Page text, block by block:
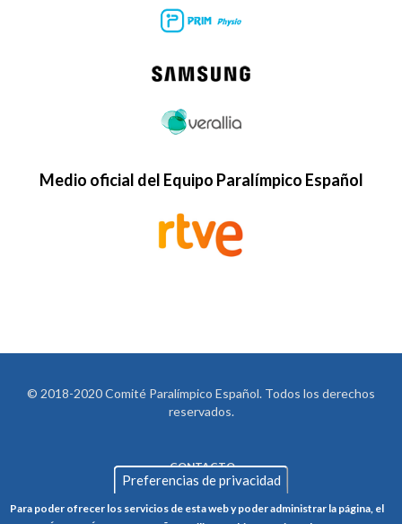
Medio oficial del Equipo Paralímpico Español
© 2018-2020 Comité Paralímpico Español. Todos los derechos
reservados.
FOOTER
CONTACTO
Preferencias de privacidad
Para poder ofrecer los servicios de esta web y poder administrar la página, el